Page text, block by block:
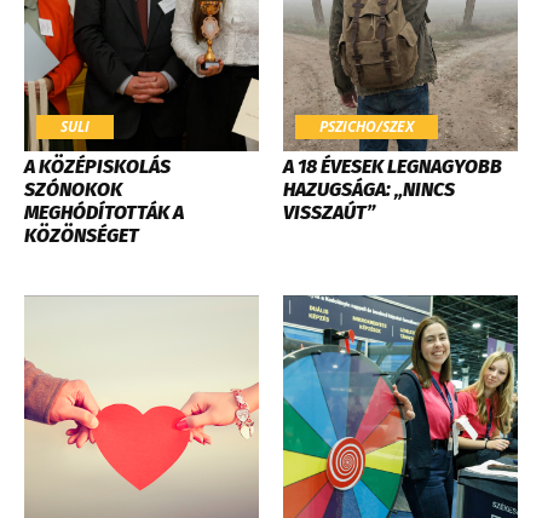
SULI
​A KÖZÉPISKOLÁS
SZÓNOKOK
MEGHÓDÍTOTTÁK A
KÖZÖNSÉGET
PSZICHO/SZEX
A 18 ÉVESEK LEGNAGYOBB
HAZUGSÁGA: „NINCS
VISSZAÚT”